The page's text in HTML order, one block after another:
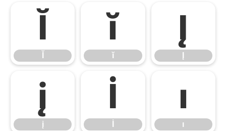
Ĭ ĭ
ĭ
Į
į
į
İ ı
ı